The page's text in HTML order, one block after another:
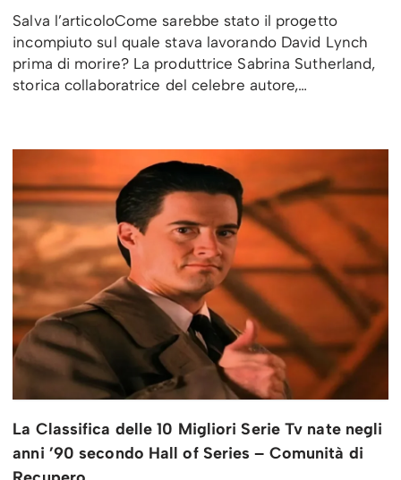
Salva l’articoloCome sarebbe stato il progetto
incompiuto sul quale stava lavorando David Lynch
prima di morire? La produttrice Sabrina Sutherland,
storica collaboratrice del celebre autore,…
La Classifica delle 10 Migliori Serie Tv nate negli
anni ’90 secondo Hall of Series – Comunità di